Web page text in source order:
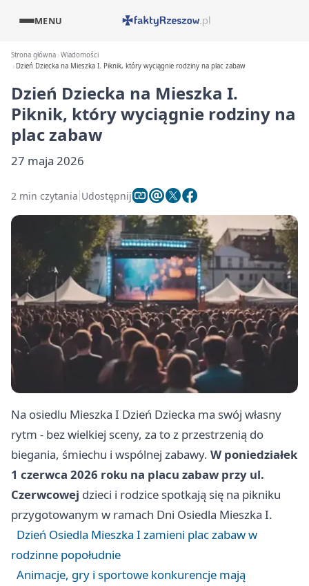
MENU
Strona główna Wiadomości
Dzień Dziecka na Mieszka I. Piknik, który wyciągnie rodziny na plac zabaw
Dzień Dziecka na Mieszka I.
Piknik, który wyciągnie rodziny na
plac zabaw
27 maja 2026
2 min czytania Udostępnij
Na osiedlu Mieszka I Dzień Dziecka ma swój własny
rytm - bez wielkiej sceny, za to z przestrzenią do
biegania, śmiechu i wspólnej zabawy. W poniedziałek
1 czerwca 2026 roku na placu zabaw przy ul.
Czerwcowej dzieci i rodzice spotkają się na pikniku
przygotowanym w ramach Dni Osiedla Mieszka I.
Dzień Osiedla Mieszka I zamieni plac zabaw w
rodzinne popołudnie
Animacje, gry i sportowe konkurencje mają